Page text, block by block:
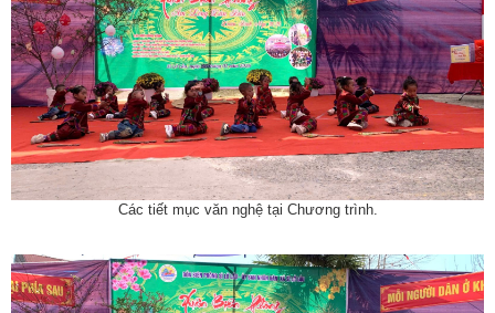
Các tiết mục văn nghệ tại Chương trình.